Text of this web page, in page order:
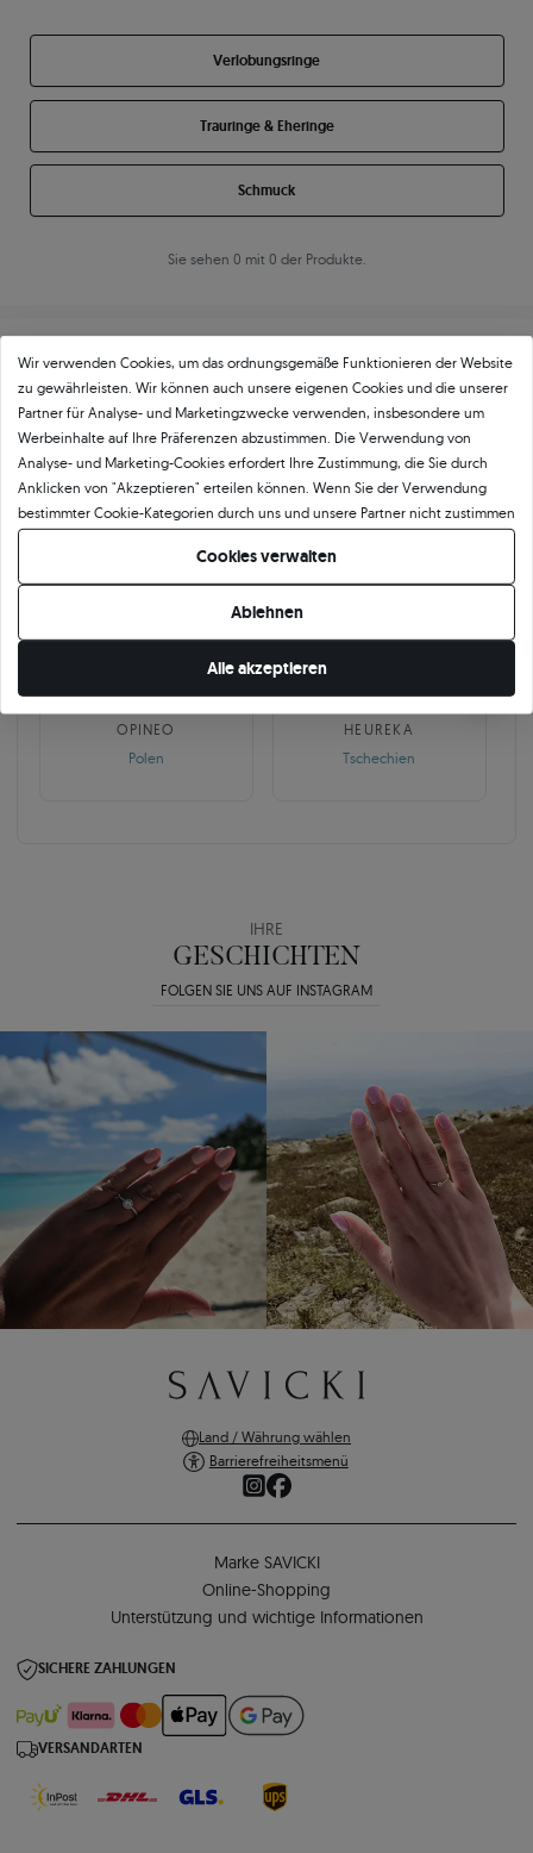
Verlobungsringe
Trauringe & Eheringe
Schmuck
Sie sehen 0 mit 0 der Produkte.
Über11 4845★-Bewertungen in ganz
Europa
GEPRÜFTE BEWERTUNGEN UNSERER KUNDEN
10 468
OPINEO
Polen
252
HEUREKA
Tschechien
IHRE
GESCHICHTEN
FOLGEN SIE UNS AUF INSTAGRAM
Land / Währung wählen
Barrierefreiheitsmenü
Marke SAVICKI
Online-Shopping
Unterstützung und wichtige Informationen
SICHERE ZAHLUNGEN
VERSANDARTEN
Wir verwenden Cookies, um das ordnungsgemäße Funktionieren der Website
zu gewährleisten. Wir können auch unsere eigenen Cookies und die unserer
Partner für Analyse- und Marketingzwecke verwenden, insbesondere um
Werbeinhalte auf Ihre Präferenzen abzustimmen. Die Verwendung von
Analyse- und Marketing-Cookies erfordert Ihre Zustimmung, die Sie durch
Anklicken von "Akzeptieren" erteilen können. Wenn Sie der Verwendung
bestimmter Cookie-Kategorien durch uns und unsere Partner nicht zustimmen
möchten, klicken Sie auf "Lassen Sie mich wählen" und bestimmen Sie Ihre
Präferenzen. Sie können Ihre Zustimmung jederzeit widerrufen, indem Sie
Ihre Cookie-Einstellungen ändern.
Cookies verwalten
Ablehnen
Alle akzeptieren